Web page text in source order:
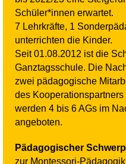
Schüler*innen erwartet.
7 Lehrkräfte, 1
unterrichten die Kinder.
Seit 01.08.2012 ist die
Ganztagsschule. Die
zwei pädagogische
des
werden 4 bis 6 AGs im
angeboten.
Pädagogischer
zur Montessori-